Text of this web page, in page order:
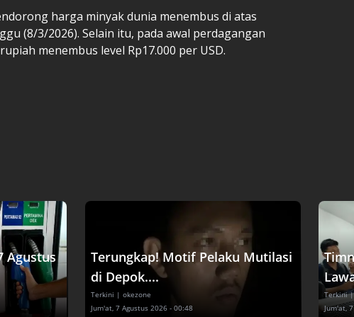
harga minyak dunia menembus di atas
(8/3/2026). Selain itu, pada awal perdagangan
menembus level Rp17.000 per USD.
Agustus
Terungkap! Motif Pelaku Mutilasi
di Depok....
Terkini | okezone
Jum'at, 7 Agustus 2026 - 00:48
Terkini |
Jum'at,